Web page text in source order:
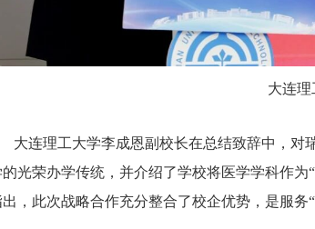
大连理
大连理工大学李成恩副校长在总结致辞中，对
的光荣办学传统，并介绍了学校将医学学科作
出，此次战略合作充分整合了校企优势，是服务